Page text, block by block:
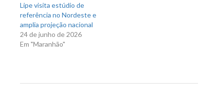
Lipe visita estúdio de
referência no Nordeste e
amplia projeção nacional
24 de junho de 2026
Em "Maranhão"